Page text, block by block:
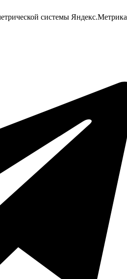
системы Яндекс.Метрика